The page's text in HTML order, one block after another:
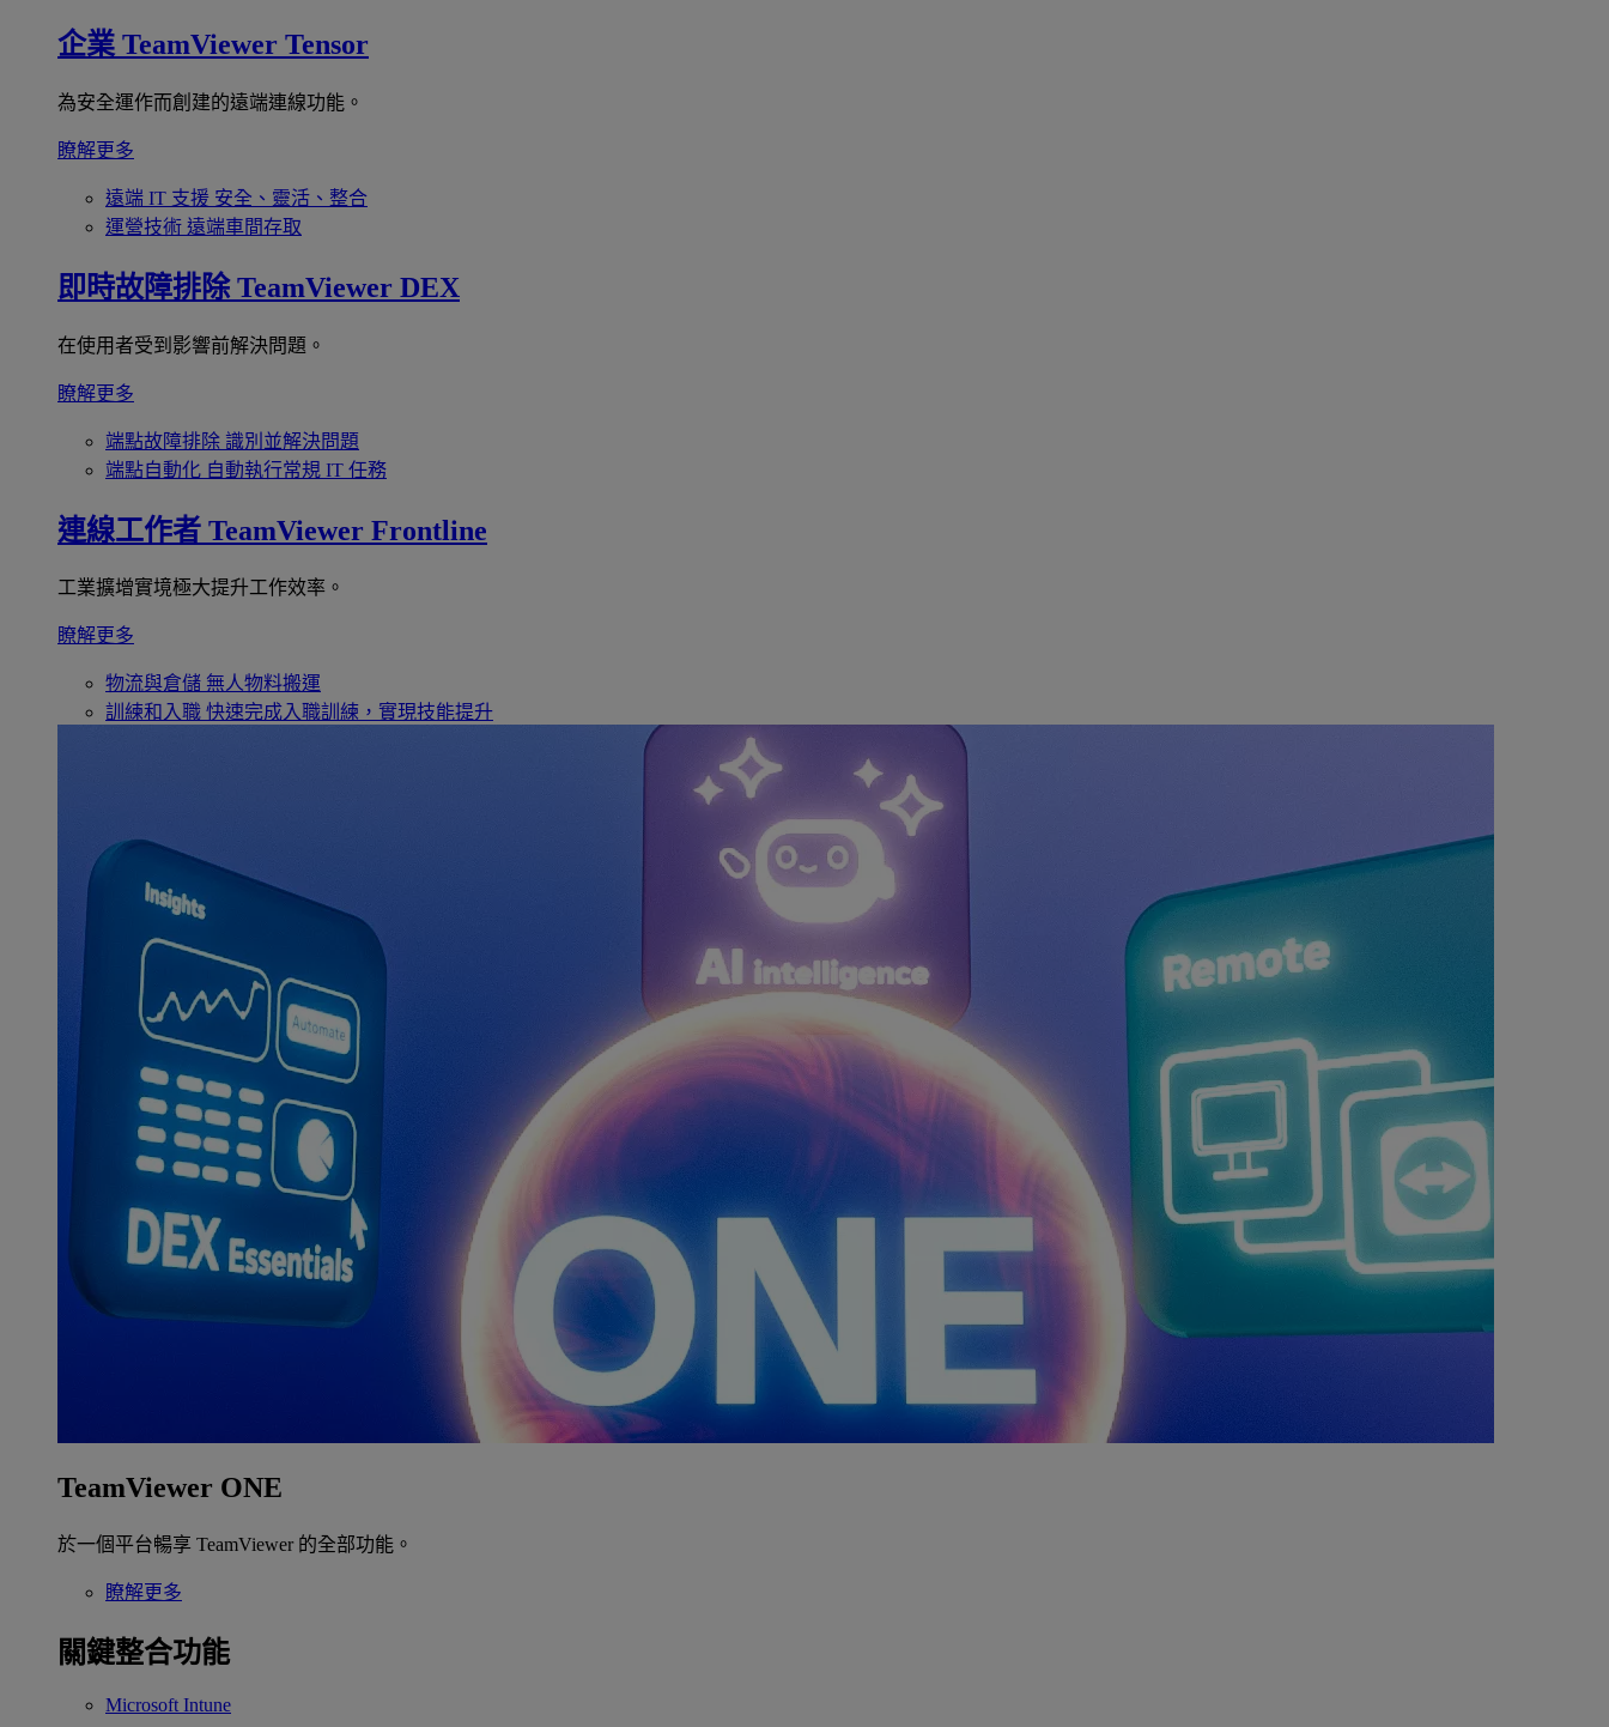
企業 TeamViewer Tensor
為安全運作而創建的遠端連線功能。
瞭解更多
遠端 IT 支援 安全、靈活、整合
運營技術 遠端車間存取
即時故障排除 TeamViewer DEX
在使用者受到影響前解決問題。
瞭解更多
端點故障排除 識別並解決問題
端點自動化 自動執行常規 IT 任務
連線工作者 TeamViewer Frontline
工業擴增實境極大提升工作效率。
瞭解更多
物流與倉儲 無人物料搬運
訓練和入職 快速完成入職訓練，實現技能提升
TeamViewer ONE
於一個平台暢享 TeamViewer 的全部功能。
瞭解更多
關鍵整合功能
Microsoft Intune